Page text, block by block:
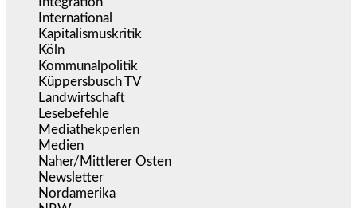
International
Kapitalismuskritik
Köln
Kommunalpolitik
Küppersbusch TV
Landwirtschaft
Lesebefehle
Mediathekperlen
Medien
Naher/Mittlerer Osten
Newsletter
Nordamerika